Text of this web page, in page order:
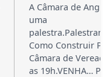
A Câmara de
uma
Como Construir
Câmara de
as 19h.VENHA…